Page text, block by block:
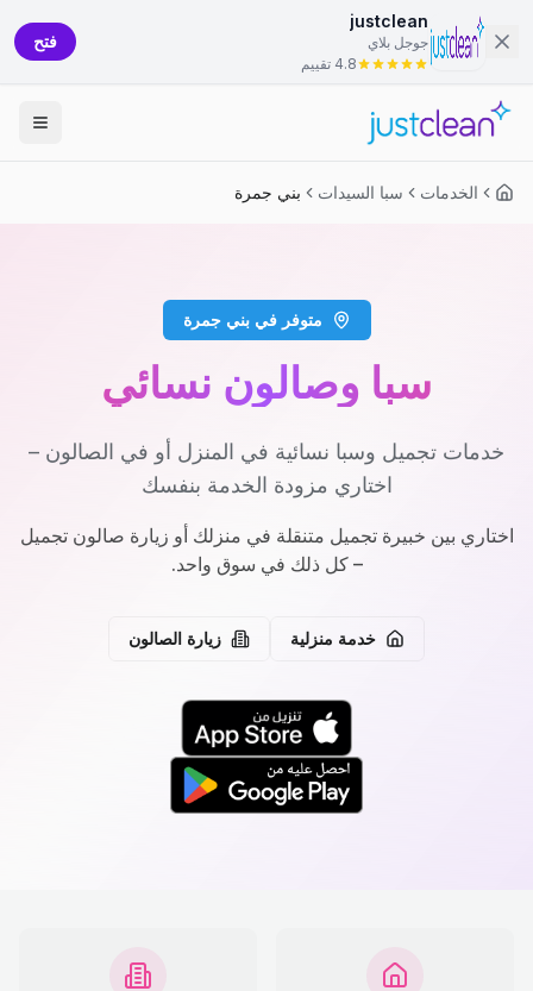
justclean
جوجل بلاي
4.8 تقييم
فتح
الخدمات سبا السيدات بني جمرة
متوفر في بني جمرة
سبا وصالون نسائي
خدمات تجميل وسبا نسائية في المنزل أو في الصالون –
اختاري مزودة الخدمة بنفسك
اختاري بين خبيرة تجميل متنقلة في منزلك أو زيارة صالون تجميل
– كل ذلك في سوق واحد.
خدمة منزلية زيارة الصالون